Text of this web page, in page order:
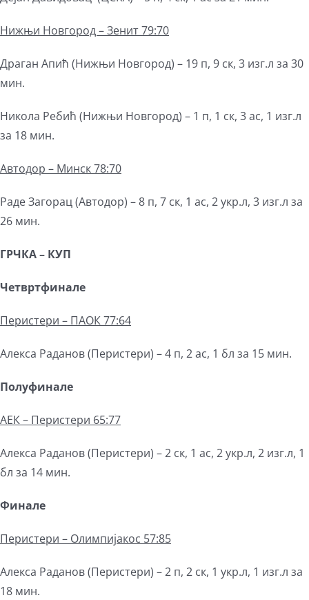
Нижњи Новгород – Зенит 79:70
Драган Апић (Нижњи Новгород) – 19 п, 9 ск, 3 изг.л за 30
мин.
Никола Ребић (Нижњи Новгород) – 1 п, 1 ск, 3 ас, 1 изг.л
за 18 мин.
Автодор – Минск 78:70
Раде Загорац (Автодор) – 8 п, 7 ск, 1 ас, 2 укр.л, 3 изг.л за
26 мин.
ГРЧКА– КУП
Четвртфинале
Перистери – ПАОК 77:64
Алекса Раданов (Перистери) – 4 п, 2 ас, 1 бл за 15 мин.
Полуфинале
АЕК – Перистери 65:77
Алекса Раданов (Перистери) – 2 ск, 1 ас, 2 укр.л, 2 изг.л, 1
бл за 14 мин.
Финале
Перистери – Олимпијакос 57:85
Алекса Раданов (Перистери) – 2 п, 2 ск, 1 укр.л, 1 изг.л за
18 мин.